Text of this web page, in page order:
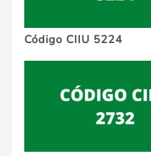
Código CIIU 5224